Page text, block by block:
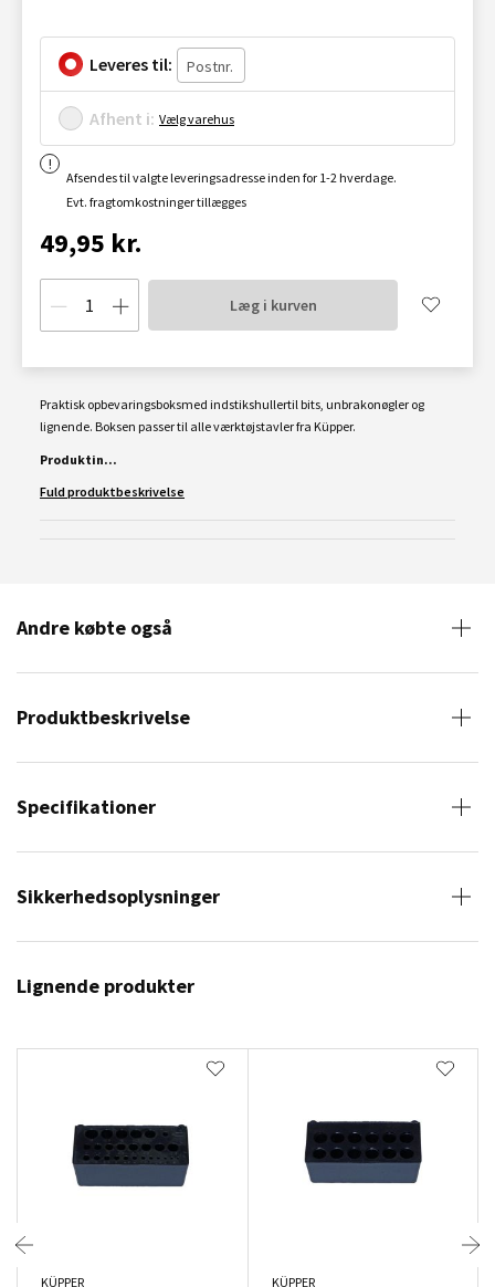
Leveres til:
Afhent i: Vælg varehus
Afsendes til valgte leveringsadresse inden for 1-2 hverdage.
Evt. fragtomkostninger tillægges
49,95 kr.
Læg i kurven
Praktisk opbevaringsboksmed indstikshullertil bits, unbrakonøgler og
lignende. Boksen passer til alle værktøjstavler fra Küpper.
Produktin...
Fuld produktbeskrivelse
Andre købte også
Produktbeskrivelse
Specifikationer
Sikkerhedsoplysninger
Lignende produkter
KÜPPER KÜPPER